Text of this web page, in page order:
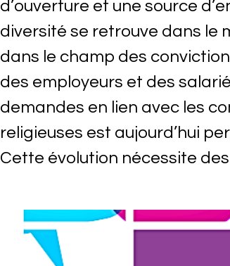
d’ouverture et une source
diversité se retrouve dans le
dans le champ des
des employeurs et des
demandes en lien avec les
religieuses est aujourd’hui
Cette évolution nécessite